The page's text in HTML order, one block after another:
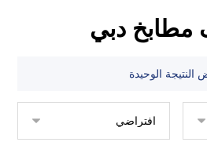
مطابخ دبي
النتيجة الوحيدة